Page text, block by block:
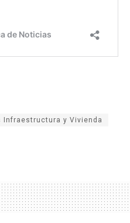
y Vivienda